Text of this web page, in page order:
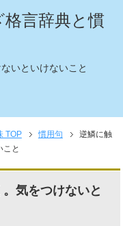
言辞典と慣
いといけないこと
TOP 慣用句
逆鱗に触
と
気をつけないと